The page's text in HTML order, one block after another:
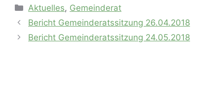
Kategorien
Aktuelles, Gemeinderat
Bericht Gemeinderatssitzung 26.04.2018
Bericht Gemeinderatssitzung 24.05.2018